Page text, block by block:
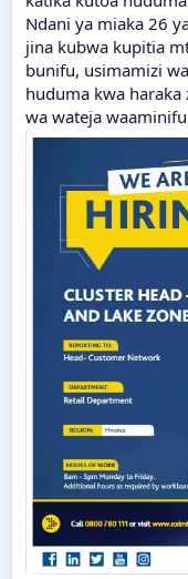
Ndani ya miaka 26
jina kubwa kupitia
bunifu, usimamizi
huduma kwa
wa wateja